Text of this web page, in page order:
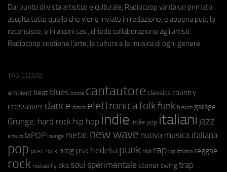
Dal punto di vista artistico e culturale, Radiocoop vanta un primato:
ascolta tutto quello che viene inviato in redazione, e appena può, lo
recensisce, e in alcuni casi, chiede collaborazione agli artisti.
Radiocoop sostiene l'arte, la cultura e la musica di ogni genere.
TAG CLOUD
ambient beat blues bossa cantautore classica country
crossover dance disco elettronicafolkfunk fusion garage
Grunge; hard rock hip hop indie indie pop italiani jazz
kimura laPOP lounge metal; new wave nuova musica italiana
pop post rock prog psichedeliapunk r&b rap rap italiano reggae
rock rockabilly ska soul sperimentale stoner swing trap